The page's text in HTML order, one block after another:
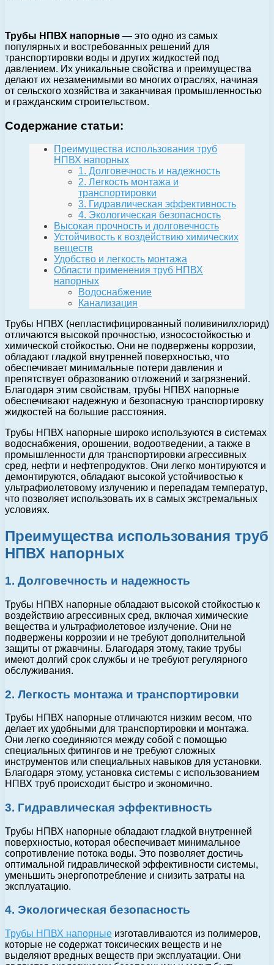
Трубы НПВХ напорные — это одно из самых
популярных и востребованных решений для
транспортировки воды и других жидкостей под
давлением. Их уникальные свойства и преимущества
делают их незаменимыми во многих отраслях, начиная
от сельского хозяйства и заканчивая промышленностью
и гражданским строительством.
Содержание статьи:
Преимущества использования труб
НПВХ напорных
1. Долговечность и надежность
2. Легкость монтажа и
транспортировки
3. Гидравлическая эффективность
4. Экологическая безопасность
Высокая прочность и долговечность
Устойчивость к воздействию химических
веществ
Удобство и легкость монтажа
Области применения труб НПВХ
напорных
Водоснабжение
Канализация
Трубы НПВХ (непластифицированный поливинилхлорид)
отличаются высокой прочностью, износостойкостью и
химической стойкостью. Они не подвержены коррозии,
обладают гладкой внутренней поверхностью, что
обеспечивает минимальные потери давления и
препятствует образованию отложений и загрязнений.
Благодаря этим свойствам, трубы НПВХ напорные
обеспечивают надежную и безопасную транспортировку
жидкостей на большие расстояния.
Трубы НПВХ напорные широко используются в системах
водоснабжения, орошении, водоотведении, а также в
промышленности для транспортировки агрессивных
сред, нефти и нефтепродуктов. Они легко монтируются и
демонтируются, обладают высокой устойчивостью к
ультрафиолетовому излучению и перепадам температур,
что позволяет использовать их в самых экстремальных
условиях.
Преимущества использования труб
НПВХ напорных
1. Долговечность и надежность
Трубы НПВХ напорные обладают высокой стойкостью к
воздействию агрессивных сред, включая химические
вещества и ультрафиолетовое излучение. Они не
подвержены коррозии и не требуют дополнительной
защиты от ржавчины. Благодаря этому, такие трубы
имеют долгий срок службы и не требуют регулярного
обслуживания.
2. Легкость монтажа и транспортировки
Трубы НПВХ напорные отличаются низким весом, что
делает их удобными для транспортировки и монтажа.
Они легко соединяются между собой с помощью
специальных фитингов и не требуют сложных
инструментов или специальных навыков для установки.
Благодаря этому, установка системы с использованием
НПВХ труб происходит быстро и экономично.
3. Гидравлическая эффективность
Трубы НПВХ напорные обладают гладкой внутренней
поверхностью, которая обеспечивает минимальное
сопротивление потока воды. Это позволяет достичь
оптимальной гидравлической эффективности системы,
уменьшить энергопотребление и снизить затраты на
эксплуатацию.
4. Экологическая безопасность
Трубы НПВХ напорные изготавливаются из полимеров,
которые не содержат токсических веществ и не
выделяют вредных веществ при эксплуатации. Они